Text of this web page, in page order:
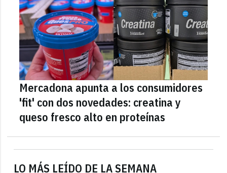
LO MÁS LEÍDO DE LA SEMANA
Mercadona apunta a los consumidores
'fit' con dos novedades: creatina y
queso fresco alto en proteínas